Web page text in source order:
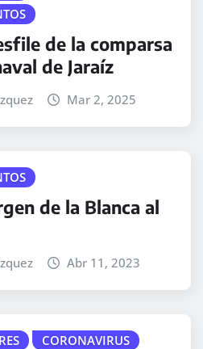
de la comparsa
de Jaraíz
Mar 2, 2025
de la Blanca al
Abr 11, 2023
CORONAVIRUS